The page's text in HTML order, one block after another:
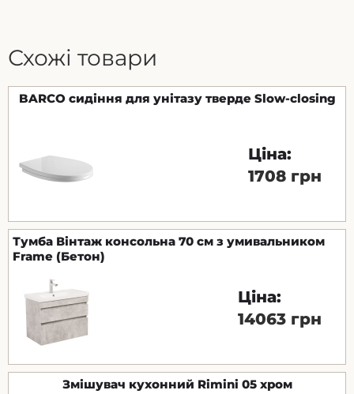
Схожі товари
BARCO сидіння для унітазу тверде Slow-closing
Ціна:
1708 грн
Тумба Вінтаж консольна 70 см з умивальником
Frame (Бетон)
Ціна:
14063 грн
Змішувач кухонний Rimini 05 хром